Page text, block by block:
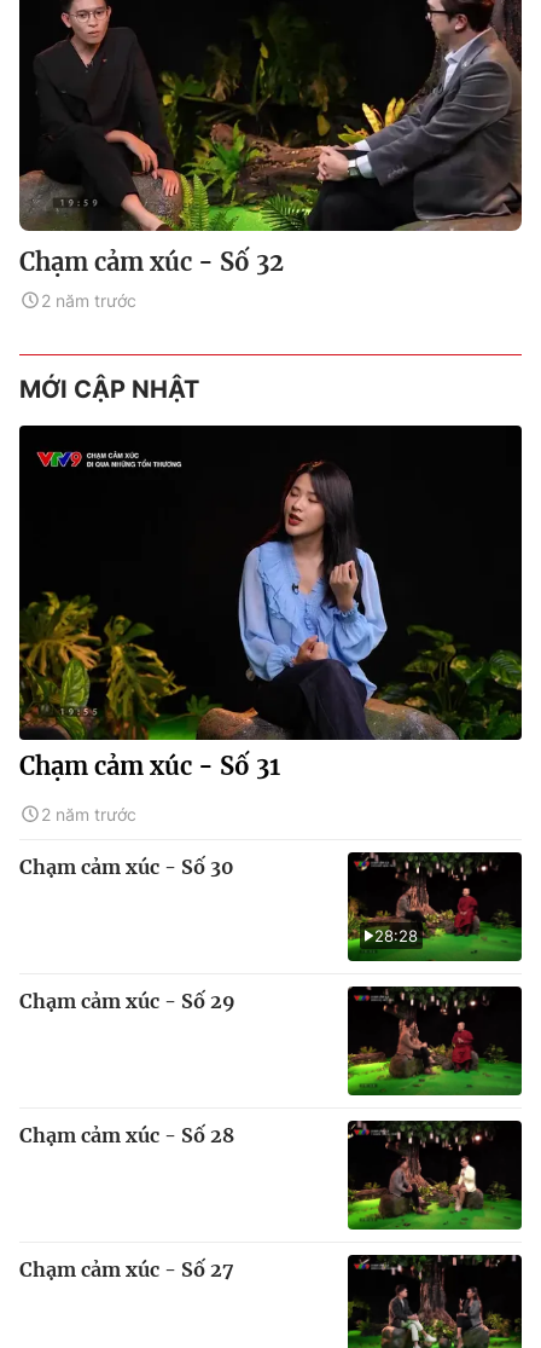
Chạm cảm xúc - Số 32
2 năm trước
MỚI CẬP NHẬT
Chạm cảm xúc - Số 31
2 năm trước
28:28
Chạm cảm xúc - Số 30
Chạm cảm xúc - Số 29
Chạm cảm xúc - Số 28
Chạm cảm xúc - Số 27